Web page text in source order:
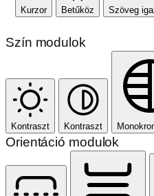
Kurzor Betűköz Szöveg
Szín modulok
Kontraszt Kontraszt
Orientáció modulok